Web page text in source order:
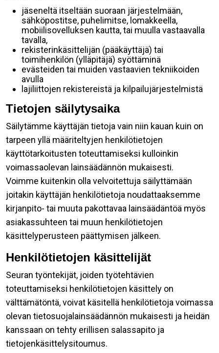
jäseneltä itseltään suoraan järjestelmään,
sähköpostitse, puhelimitse, lomakkeella,
mobiilisovelluksen kautta, tai muulla vastaavalla
tavalla,
rekisterinkäsittelijän (pääkäyttäjä) tai
toimihenkilön (ylläpitäjä) syöttäminä
evästeiden tai muiden vastaavien tekniikoiden
avulla
lajiliittojen rekistereistä ja kilpailujärjestelmistä
Tietojen säilytysaika
Säilytämme käyttäjän tietoja vain niin kauan kuin on
tarpeen yllä määriteltyjen henkilötietojen
käyttötarkoitusten toteuttamiseksi kulloinkin
voimassaolevan lainsäädännön mukaisesti.
Voimme kuitenkin olla velvoitettuja säilyttämään
joitakin käyttäjän henkilötietoja noudattaaksemme
kirjanpito- tai muuta pakottavaa lainsäädäntöä myös
asiakassuhteen tai muun henkilötietojen
käsittelyperusteen päättymisen jälkeen.
Henkilötietojen käsittelijät
Seuran työntekijät, joiden työtehtävien
toteuttamiseksi henkilötietojen käsittely on
välttämätöntä, voivat käsitellä henkilötietoja voimassa
olevan tietosuojalainsäädännön mukaisesti ja heidän
kanssaan on tehty erillisen salassapito ja
tietojenkäsittelysitoumus.